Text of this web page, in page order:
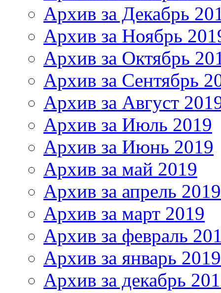
Архив за Декабрь
Архив за Ноябрь
Архив за Октябрь
Архив за Сентябрь
Архив за Август
Архив за Июль 2019
Архив за Июнь 2019
Архив за май 2019
Архив за апрель 2019
Архив за март 2019
Архив за февраль
Архив за январь 2019
Архив за декабрь